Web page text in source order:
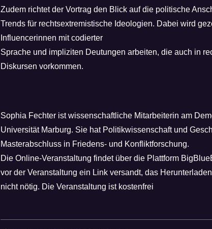
Zudem richtet der Vortrag den Blick auf die politische
Trends für rechtsextremistische Ideologien. Dabei wird
Influencerinnen mit codierter
Sprache und impliziten Deutungen arbeiten, die auch in
Diskursen vorkommen.
Sophia Fechter ist wissenschaftliche Mitarbeiterin am
Universität Marburg. Sie hat Politikwissenschaft und
Masterabschluss in Friedens- und Konfliktforschung.
Die Online-Veranstaltung findet über die Plattform
vor der Veranstaltung ein Link versandt, das
nicht nötig. Die Veranstaltung ist kostenfrei